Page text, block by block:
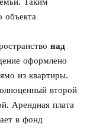
объекта
над
оформлено
из квартиры.
второй
Арендная плата
в фонд